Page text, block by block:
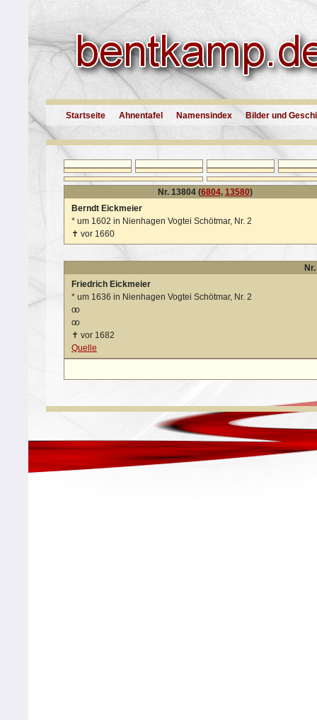
Startseite Ahnentafel Namensindex Bilder und
Nr. 13804 (6804, 13580)
Berndt Eickmeier
* um 1602 in Nienhagen Vogtei Schötmar, Nr. 2
✝ vor 1660
Friedrich Eickmeier
* um 1636 in Nienhagen Vogtei Schötmar, Nr. 2
oo
oo
✝ vor 1682
Quelle